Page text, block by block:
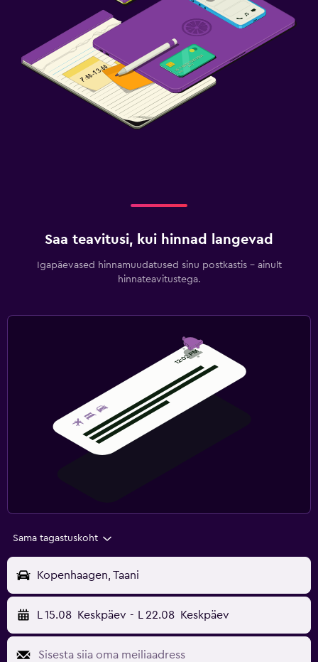
Saa teavitusi, kui hinnad langevad
Igapäevased hinnamuudatused sinu postkastis – ainult
hinnateavitustega.
Sama tagastuskoht
Kopenhaagen, Taani
L 15.08 Keskpäev - L 22.08 Keskpäev